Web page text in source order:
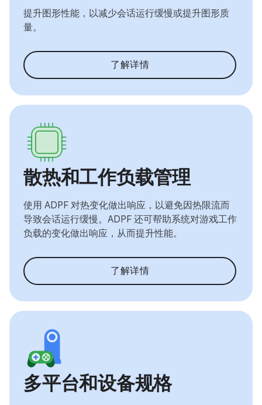
提升图形性能，以减少会话运行缓慢或提升图形质
量。
了解详情
散热和工作负载管理
使用 ADPF 对热变化做出响应，以避免因热限流而
导致会话运行缓慢。ADPF 还可帮助系统对游戏工作
负载的变化做出响应，从而提升性能。
了解详情
多平台和设备规格